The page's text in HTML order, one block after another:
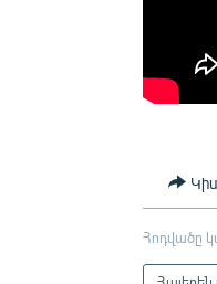
Հոդվածը